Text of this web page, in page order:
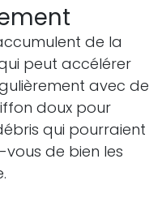
de la
peut accélérer
avec de
doux pour
qui pourraient
de bien les